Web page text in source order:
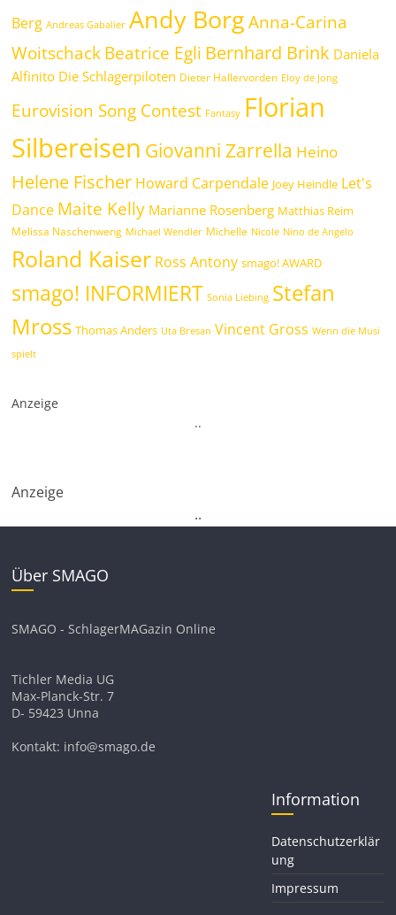
Berg Andreas Gabalier Andy Borg Anna-Carina
WoitschackBeatrice Egli Bernhard Brink Daniela
Alfinito Die Schlagerpiloten Dieter Hallervorden Eloy de Jong
Eurovision Song Contest Fantasy Florian
Silbereisen Giovanni Zarrella Heino
Helene Fischer Howard Carpendale Joey Heindle Let's
Dance Maite Kelly Marianne Rosenberg Matthias Reim
Melissa Naschenweng Michael Wendler Michelle Nicole Nino de Angelo
Roland Kaiser Ross Antony smago! AWARD
smago! INFORMIERT Sonia Liebing Stefan
Mross Thomas Anders Uta Bresan Vincent Gross Wenn die Musi
spielt
Anzeige
..
Anzeige
..
Über SMAGO
SMAGO - SchlagerMAGazin Online
Tichler Media UG
Max-Planck-Str. 7
D- 59423 Unna
Kontakt: info@smago.de
Information
Datenschutzerklär
ung
Impressum